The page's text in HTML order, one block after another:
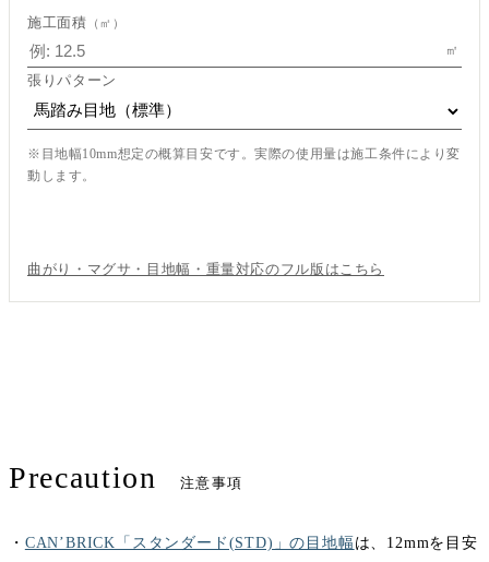
施工面積 （㎡）
㎡
張りパターン
※目地幅10mm想定の概算目安です。実際の使用量は施工条件により変
動します。
曲がり・マグサ・目地幅・重量対応のフル版はこちら
Precaution 注意事項
・ CAN’BRICK「スタンダード(STD)」の目地幅 は、12mmを目安